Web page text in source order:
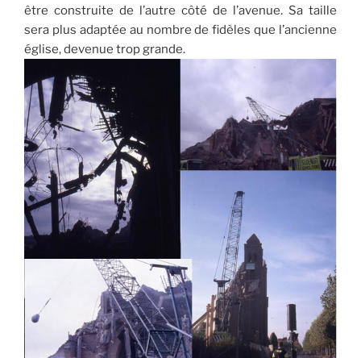
être construite de l’autre côté de l’avenue. Sa taille
sera plus adaptée au nombre de fidèles que l’ancienne
église, devenue trop grande.